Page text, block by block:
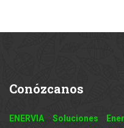
Conózcanos
ENERVIA Soluciones